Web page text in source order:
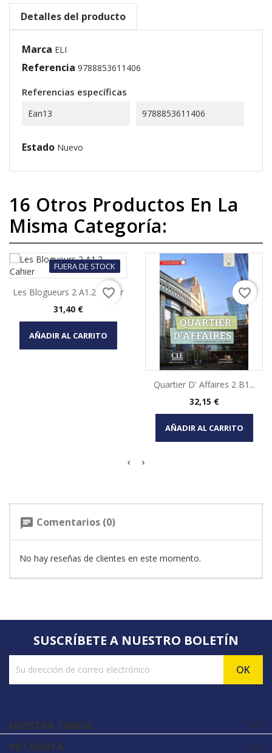
Detalles del producto
Marca ELI
Referencia 9788853611406
Referencias específicas
Ean13 9788853611406
Estado Nuevo
16 Otros Productos En La
Misma Categoría:
FUERA DE STOCK
Les Blogueurs 2 A1.2 Cahier
Precio
31,40 €
AÑADIR AL CARRITO
favorite_border
Quartier D' Affaires 2 B1...
Precio
32,15 €
AÑADIR AL CARRITO
favorite_border
chat Comentarios (0)
No hay reseñas de clientes en este momento.
SUSCRÍBETE A NUESTRO BOLETÍN
NUESTRA TIENDA 
MI CUENTA 